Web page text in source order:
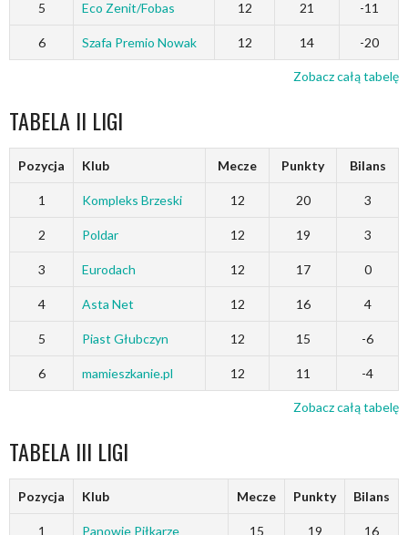
5 Eco Zenit/Fobas 12 21 -11
6 Szafa Premio Nowak 12 14 -20
Zobacz całą tabelę
TABELA II LIGI
Pozycja Klub Mecze Punkty Bilans
1 Kompleks Brzeski 12 20 3
2 Poldar 12 19 3
3 Eurodach 12 17 0
4 Asta Net 12 16 4
5 Piast Głubczyn 12 15 -6
6 mamieszkanie.pl 12 11 -4
Zobacz całą tabelę
TABELA III LIGI
Pozycja Klub Mecze Punkty Bilans
1 Panowie Piłkarze 15 19 16